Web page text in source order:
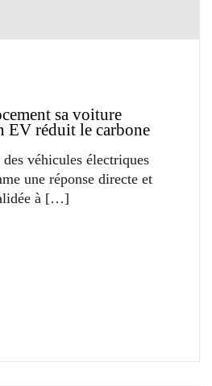
sa voiture
EV réduit le carbone
véhicules électriques
une réponse directe et
à